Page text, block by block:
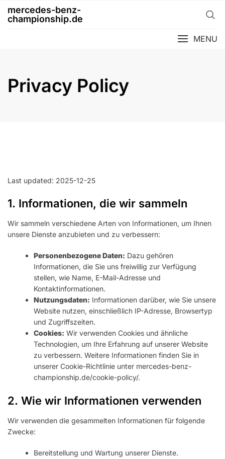
mercedes-benz-
championship.de
MENU
Privacy Policy
Last updated: 2025-12-25
1. Informationen, die wir sammeln
Wir sammeln verschiedene Arten von Informationen, um Ihnen
unsere Dienste anzubieten und zu verbessern:
Personenbezogene Daten: Dazu gehören
Informationen, die Sie uns freiwillig zur Verfügung
stellen, wie Name, E-Mail-Adresse und
Kontaktinformationen.
Nutzungsdaten: Informationen darüber, wie Sie unsere
Website nutzen, einschließlich IP-Adresse, Browsertyp
und Zugriffszeiten.
Cookies: Wir verwenden Cookies und ähnliche
Technologien, um Ihre Erfahrung auf unserer Website
zu verbessern. Weitere Informationen finden Sie in
unserer Cookie-Richtlinie unter mercedes-benz-
championship.de/cookie-policy/.
2. Wie wir Informationen verwenden
Wir verwenden die gesammelten Informationen für folgende
Zwecke:
Bereitstellung und Wartung unserer Dienste.